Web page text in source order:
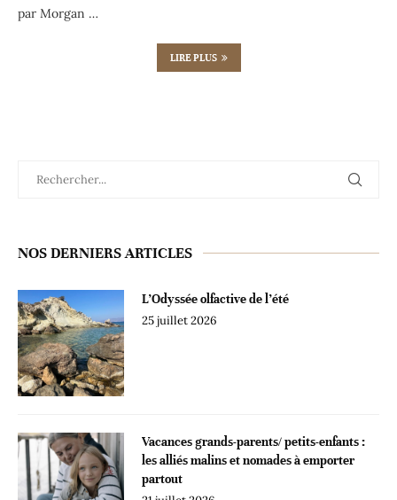
par Morgan …
LIRE PLUS
NOS DERNIERS ARTICLES
L’Odyssée olfactive de l’été
25 juillet 2026
Vacances grands-parents/ petits-enfants :
les alliés malins et nomades à emporter
partout